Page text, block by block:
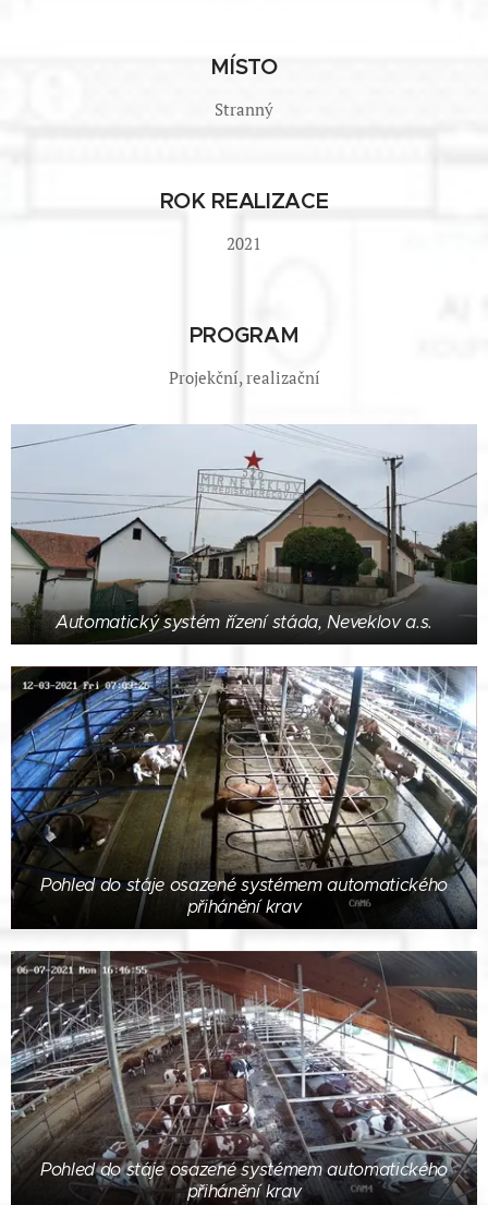
MÍSTO
Stranný
ROK REALIZACE
2021
PROGRAM
Projekční, realizační
Automatický systém řízení stáda, Neveklov a.s.
Pohled do stáje osazené systémem automatického
přihánění krav
Pohled do stáje osazené systémem automatického
přihánění krav